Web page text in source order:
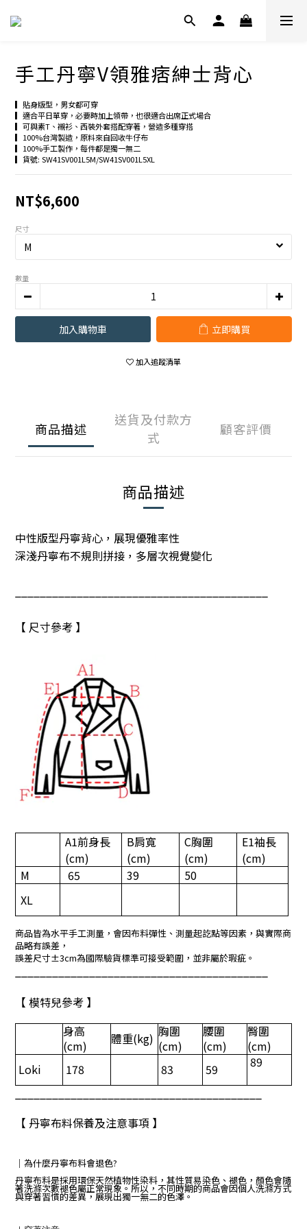
手工丹寧V領雅痞紳士背心
▎貼身版型，男女都可穿
▎適合平日單穿，必要時加上領帶，也很適合出席正式場合
▎可與素T、襯衫、西裝外套搭配穿著，營造多種穿搭
▎100%台灣製造，原料來自回收牛仔布
▎100%手工製作，每件都是獨一無二
▎貨號: SW41SV001L5M/SW41SV001L5XL
NT$6,600
尺寸
數量
加入購物車 立即購買
加入追蹤清單
商品描述
送貨及付款方
式
顧客評價
商品描述
中性版型丹寧背心，展現優雅率性
深淺丹寧布不規則拼接，多層次視覺變化
【 尺寸參考 】
A1前身長
(cm)
B肩寬
(cm)
C胸圍
(cm)
E1袖長
(cm)
M
65 39
50
XL
商品皆為水平手工測量，會因布料彈性、測量起訖點等因素，與實際商
品略有誤差，
誤差尺寸±3cm為國際驗貨標準可接受範圍，並非屬於瑕疵。
【 模特兒參考 】
身高
(cm)
體重(kg) 胸圍
(cm)
腰圍
(cm)
臀圍
(cm)
Loki
178 83 59
89
【 丹寧布料保養及注意事項 】
｜ 為什麼丹寧布料會退色?
丹寧布料是採用環保天然植物性染料，其性質易染色、褪色，顏色會隨
著洗滌次數褪色屬正常現象。所以，不同時期的商品會因個人洗滌方式
與穿著習慣的差異，展現出獨一無二的色澤。